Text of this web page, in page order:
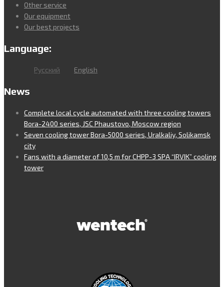
Other service
Our equipment
Our best projects
Language:
Русский English
News
Complete local cycle automated with three cooling towers
Bora-2400 series, JSC Phaustovo, Moscow region
Seven cooling tower Bora-5000 series, Uralkaliy, Solikamsk
city
Fans with a diameter of 10,5 m for CHPP-3 SPA “IRVIK” cooling
tower